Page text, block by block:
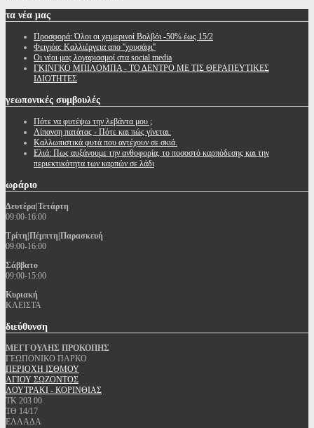
τα νέα μας
Προσφορά: Όλοι οι χειμερινοί Βολβόι -50% έως 15/2
Φειγιόα: Καλλιέργεια απο ''χρυσάφι''
Oι νέοι μας λογαριασμοί στα social media
ΓΚΙΝΓΚΟ ΜΠΙΛΟΜΠΑ - ΤΟ ΔΕΝΤΡΟ ΜΕ ΤΙΣ ΘΕΡΑΠΕΥΤΙΚΕΣ
ΙΔΙΟΤΗΤΕΣ
γεωπονικές συμβουλές
Πότε να φυτέψω την λεβάντα μου ;
Λίπανση πατάτας - Πότε και πώς γίνεται.
Καλλωπιστικά φυτά που αντέχουν σε σκιά.
Ελιά: Πως αυξάνουμε την ανθοφορία, το ποσοστό καρπόδεσης και την
περιεκτικότητα των καρπών σε λάδι
ωράριο
Δευτέρα|Τετάρτη
09:00-16:00
Τρίτη|Πέμπτη|Παρασκευή
09:00-16:00
Σάββατο
09:00-15:00
Κυριακή
ΚΛΕΙΣΤΑ
διεύθυνση
ΜΕΓΓΟΥΛΗΣ ΠΡΟΚΟΠΗΣ
ΓΕΩΠΟΝΙΚΟ ΠΑΡΚΟ
ΠΕΡΙΟΧΗ ΙΣΘΜΟΥ
ΑΓΙΟΥ ΣΩΖΟΝΤΟΣ
ΛΟΥΤΡΑΚΙ - ΚΟΡΙΝΘΙΑΣ
ΤΚ 203 00
ΤΘ 14/17
ΕΛΛΑΔΑ